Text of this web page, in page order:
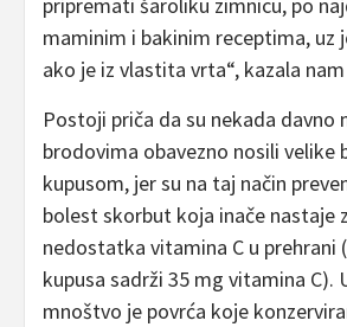
maminim i bakinim receptima, uz
ako je iz vlastita vrta“, kazala
Postoji priča da su nekada davno
brodovima obavezno nosili velike
kupusom, jer su na taj način
bolest skorbut koja inače nastaje
nedostatka vitamina C u prehrani
kupusa sadrži 35 mg vitamina C).
mnoštvo je povrća koje